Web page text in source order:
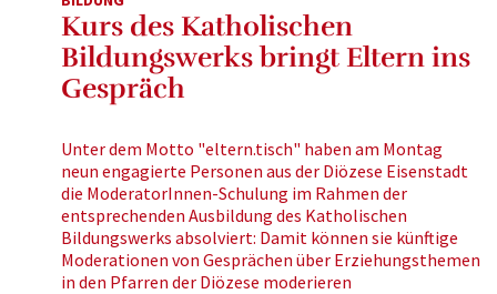
Kurs des Katholischen
Bildungswerks bringt Eltern ins
Gespräch
Unter dem Motto "eltern.tisch" haben am Montag
neun engagierte Personen aus der Diözese Eisenstadt
die ModeratorInnen-Schulung im Rahmen der
entsprechenden Ausbildung des Katholischen
Bildungswerks absolviert: Damit können sie künftige
Moderationen von Gesprächen über Erziehungsthemen
in den Pfarren der Diözese moderieren